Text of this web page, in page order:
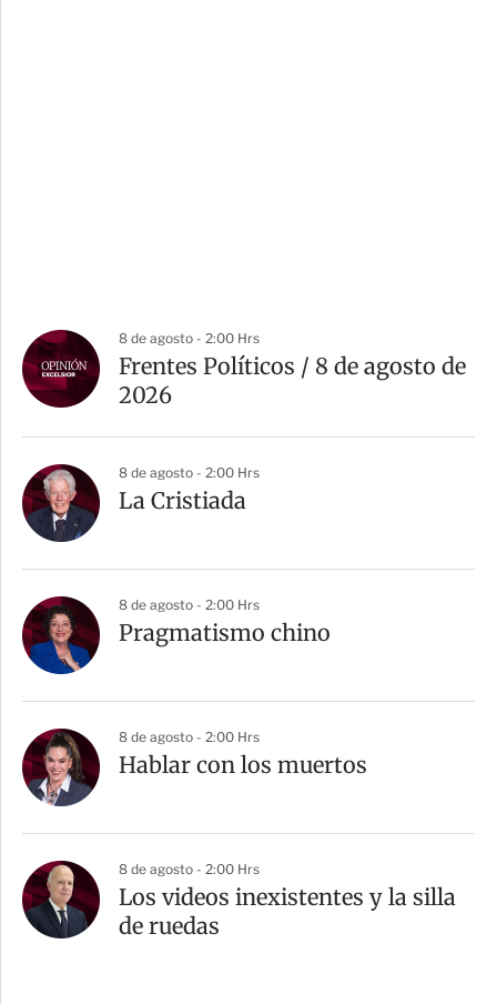
8 de agosto - 2:00 Hrs
Frentes Políticos / 8 de agosto de
2026
8 de agosto - 2:00 Hrs
La Cristiada
8 de agosto - 2:00 Hrs
Pragmatismo chino
8 de agosto - 2:00 Hrs
Hablar con los muertos
8 de agosto - 2:00 Hrs
Los videos inexistentes y la silla
de ruedas